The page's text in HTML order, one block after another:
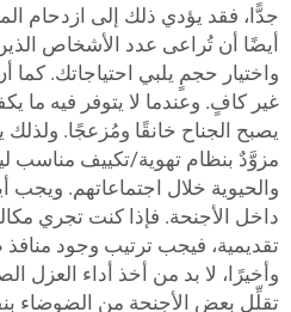
جدًّا، فقد يؤدي ذلك إلى ازدحام
أيضًا أن تُراعى عدد الأشخاص
واختيار حجمٍ يلبي احتياجاتك. كما
غير كافٍ. وعندما لا يتوفر فيه ما
يصبح الجناح خانقًا ومُزعجًا. ولذلك
مزوَّدٌ بنظام تهوية/تكييف مناسب
والحيوية خلال اجتماعاتهم. ويجب
داخل الأجنحة. فإذا كنت تجري
تقديمية، فيجب ترتيب وجود منافذ
وأخيرًا، لا بد من أخذ أداء العزل
تقلِّل بعض الأجنحة من الضوضاء